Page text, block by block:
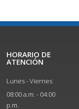
HORARIO DE
ATENCIÓN
Lunes - Viernes
08:00 a.m. - 04:00
p.m.